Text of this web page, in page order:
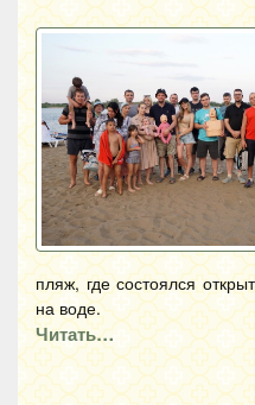
пляж, где состоялся
на воде.
Читать…